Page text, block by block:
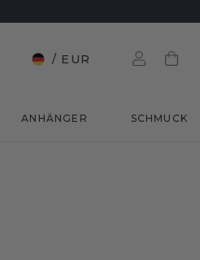
/ EUR
ANHÄNGER SCHMUCK